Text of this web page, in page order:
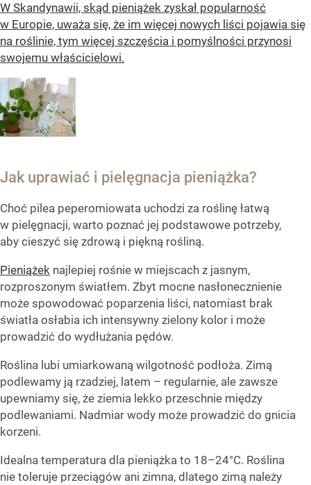
W Skandynawii, skąd pieniążek zyskał popularność
w Europie, uważa się, że im więcej nowych liści pojawia się
na roślinie, tym więcej szczęścia i pomyślności przynosi
swojemu właścicielowi.
Jak uprawiać i pielęgnacja pieniążka?
Choć pilea peperomiowata uchodzi za roślinę łatwą
w pielęgnacji, warto poznać jej podstawowe potrzeby,
aby cieszyć się zdrową i piękną rośliną.
Pieniążek najlepiej rośnie w miejscach z jasnym,
rozproszonym światłem. Zbyt mocne nasłonecznienie
może spowodować poparzenia liści, natomiast brak
światła osłabia ich intensywny zielony kolor i może
prowadzić do wydłużania pędów.
Roślina lubi umiarkowaną wilgotność podłoża. Zimą
podlewamy ją rzadziej, latem – regularnie, ale zawsze
upewniamy się, że ziemia lekko przeschnie między
podlewaniami. Nadmiar wody może prowadzić do gnicia
korzeni.
Idealna temperatura dla pieniążka to 18–24°C. Roślina
nie toleruje przeciągów ani zimna, dlatego zimą należy